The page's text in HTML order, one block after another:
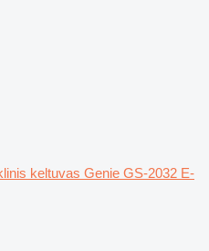
keltuvas Genie GS-2032 E-